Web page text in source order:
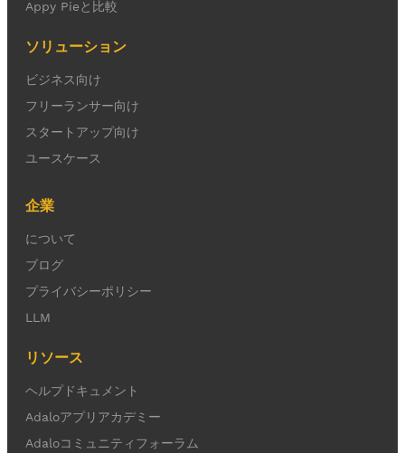
Appy Pieと比較
ソリューション
ビジネス向け
フリーランサー向け
スタートアップ向け
ユースケース
企業
について
ブログ
プライバシーポリシー
LLM
リソース
ヘルプドキュメント
Adaloアプリアカデミー
Adaloコミュニティフォーラム